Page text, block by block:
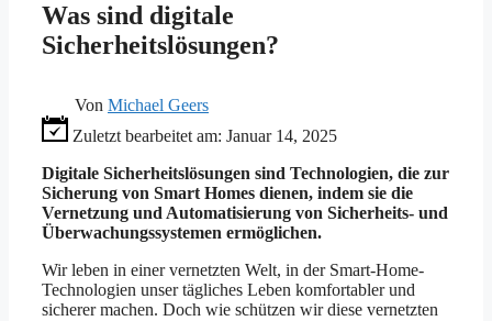
Was sind digitale
Sicherheitslösungen?
Von Michael Geers
Zuletzt bearbeitet am: Januar 14, 2025
Digitale Sicherheitslösungen sind Technologien, die zur
Sicherung von Smart Homes dienen, indem sie die
Vernetzung und Automatisierung von Sicherheits- und
Überwachungssystemen ermöglichen.
Wir leben in einer vernetzten Welt, in der Smart-Home-
Technologien unser tägliches Leben komfortabler und
sicherer machen. Doch wie schützen wir diese vernetzten